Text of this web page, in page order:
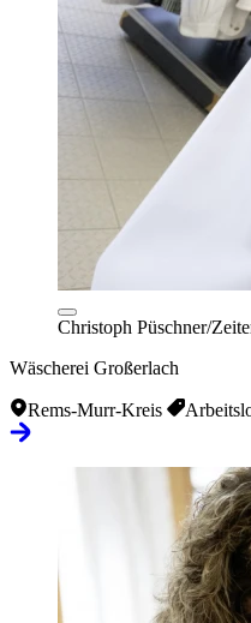
Christoph Püschner/
Wäscherei Großerlach
Rems-Murr-Kreis